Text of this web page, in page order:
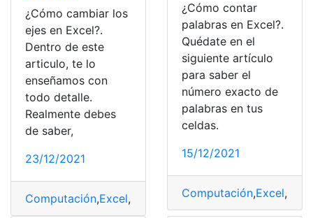
¿Cómo cambiar los
ejes en Excel?.
Dentro de este
articulo, te lo
enseñamos con
todo detalle.
Realmente debes
de saber,
23/12/2021
Computación,Excel, Herramientas,Microsoft,
¿Cómo contar
palabras en Excel?.
Quédate en el
siguiente artículo
para saber el
número exacto de
palabras en tus
celdas.
15/12/2021
Computación,Excel,